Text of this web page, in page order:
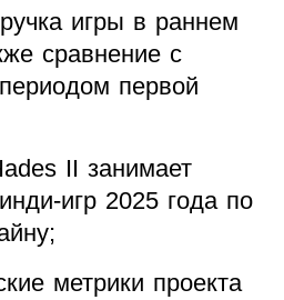
игры в раннем
сравнение с
первой
II занимает
игр 2025 года по
метрики проекта